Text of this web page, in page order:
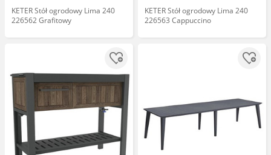
KETER Stół ogrodowy Lima 240
226562 Grafitowy
KETER Stół ogrodowy Lima 240
226563 Cappuccino